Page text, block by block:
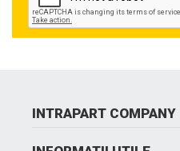
INTRAPART COMPANY